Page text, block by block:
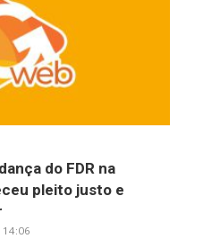
do FDR na
pleito justo e